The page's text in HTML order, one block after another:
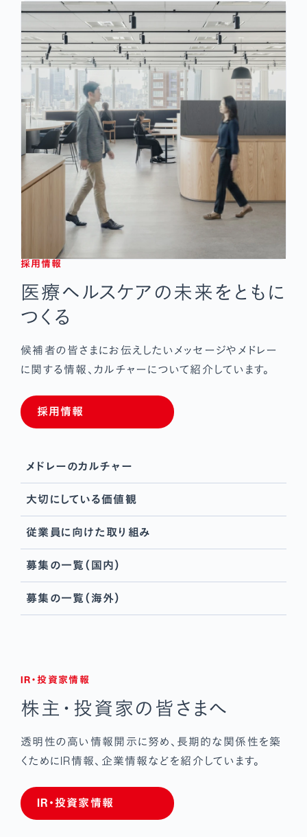
採用情報
医療ヘルスケアの未来をともに
つくる
候補者の皆さまにお伝えしたいメッセージや メドレー
に関する情報、カルチャーについて紹介しています。
採用情報
メドレーのカルチャー
大切にしている価値観
従業員に向けた取り組み
募集の一覧（国内）
募集の一覧（海外）
IR・投資家情報
株主・投資家の皆さまへ
透明性の高い情報開示に努め、長期的な関係性を築
くために IR情報、企業情報などを紹介しています。
IR・投資家情報